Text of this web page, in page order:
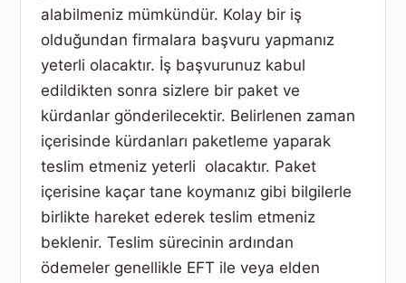
alabilmeniz mümkündür. Kolay bir iş
olduğundan firmalara başvuru yapmanız
yeterli olacaktır. İş başvurunuz kabul
edildikten sonra sizlere bir paket ve
kürdanlar gönderilecektir. Belirlenen zaman
içerisinde kürdanları paketleme yaparak
teslim etmeniz yeterli olacaktır. Paket
içerisine kaçar tane koymanız gibi bilgilerle
birlikte hareket ederek teslim etmeniz
beklenir. Teslim sürecinin ardından
ödemeler genellikle EFT ile veya elden